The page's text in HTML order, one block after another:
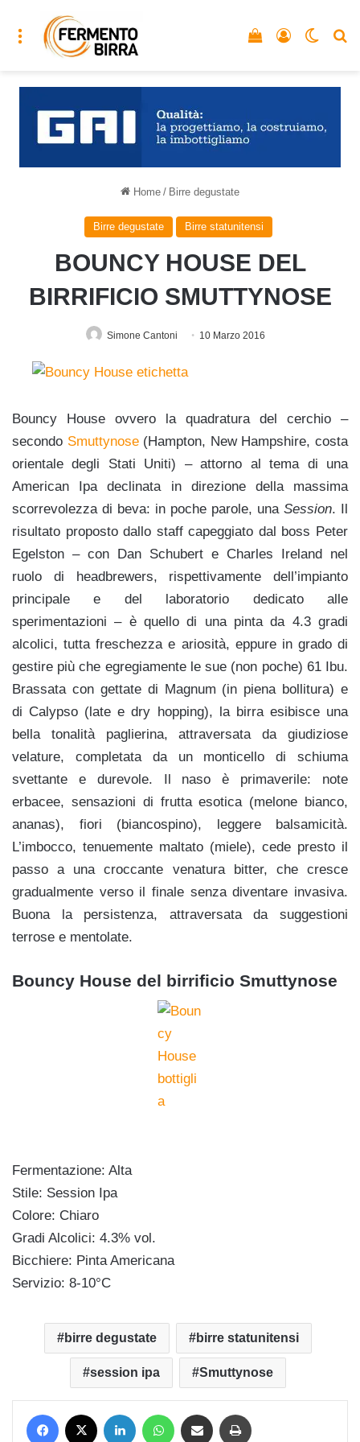
Menu Accedi
Vedi il carrello
Home / Birre degustate
Birre degustate Birre statunitensi
BOUNCY HOUSE DEL
BIRRIFICIO SMUTTYNOSE
Simone Cantoni 10 Marzo 2016
Bouncy House ovvero la quadratura del cerchio –
secondo Smuttynose(Hampton, New Hampshire, costa
orientale degli Stati Uniti) – attorno al tema di una
American Ipa declinata in direzione della massima
scorrevolezza di beva: in poche parole, una Session. Il
risultato proposto dallo staff capeggiato dal boss Peter
Egelston – con Dan Schubert e Charles Ireland nel
ruolo di headbrewers, rispettivamente dell’impianto
principale e del laboratorio dedicato alle
sperimentazioni – è quello di una pinta da 4.3 gradi
alcolici, tutta freschezza e ariosità, eppure in grado di
gestire più che egregiamente le sue (non poche) 61 Ibu.
Brassata con gettate di Magnum (in piena bollitura) e
di Calypso (late e dry hopping), la birra esibisce una
bella tonalità paglierina, attraversata da giudiziose
velature, completata da un monticello di schiuma
svettante e durevole. Il naso è primaverile: note
erbacee, sensazioni di frutta esotica (melone bianco,
ananas), fiori (biancospino), leggere balsamicità.
L’imbocco, tenuemente maltato (miele), cede presto il
passo a una croccante venatura bitter, che cresce
gradualmente verso il finale senza diventare invasiva.
Buona la persistenza, attraversata da suggestioni
terrose e mentolate.
Bouncy House del birrificio Smuttynose
Fermentazione: Alta
Stile: Session Ipa
Colore: Chiaro
Gradi Alcolici: 4.3% vol.
Bicchiere: Pinta Americana
Servizio: 8-10°C
birre degustate birre statunitensi
session ipa Smuttynose
Facebook LinkedIn WhatsApp Condividi via mail